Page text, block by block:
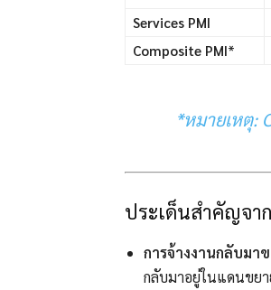
Services PMI
Composite PMI*
*หมายเหตุ:
ประเด็นสำคัญจา
การจ้างงานกลับมา
กลับมาอยู่ในแดนขยา